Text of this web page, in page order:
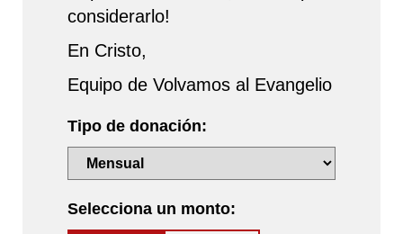
considerarlo!
En Cristo,
Equipo de Volvamos al Evangelio
Tipo de donación:
Selecciona un monto: